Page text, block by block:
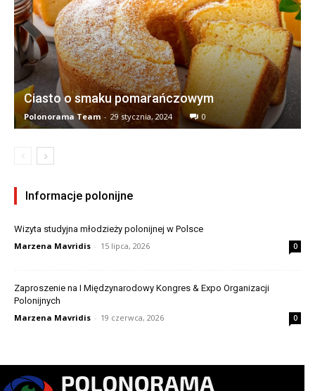
Ciasto o smaku pomarańczowym
Polonorama Team - 29 stycznia, 2024 0
Informacje polonijne
Wizyta studyjna młodzieży polonijnej w Polsce
Marzena Mavridis - 15 lipca, 2026 0
Zaproszenie na I Międzynarodowy Kongres & Expo Organizacji
Polonijnych
Marzena Mavridis - 19 czerwca, 2026 0